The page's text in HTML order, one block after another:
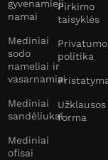
gyvenamieji
namai
Mediniai
sodo
nameliai ir
vasarnamiai
Mediniai
sandėliukai
Mediniai
ofisai
Pirkimo
taisyklės
Privatumo
politika
Užklausos
forma